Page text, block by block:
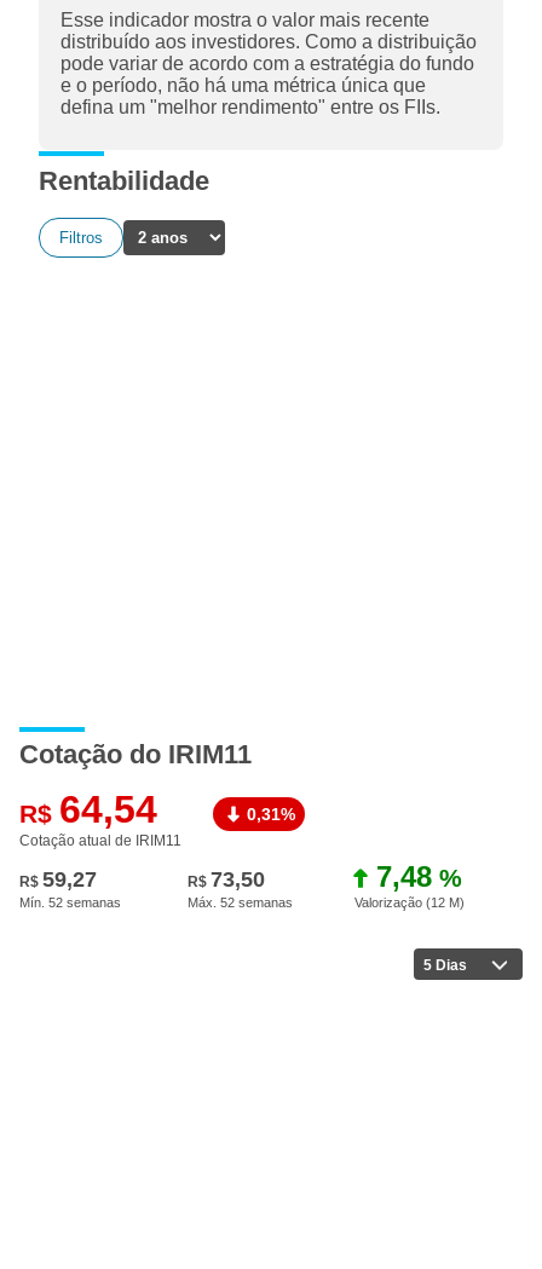
Esse indicador mostra o valor mais recente
distribuído aos investidores. Como a distribuição
pode variar de acordo com a estratégia do fundo
e o período, não há uma métrica única que
defina um "melhor rendimento" entre os FIIs.
Rentabilidade
Filtros
Cotação do IRIM11
R$ 64,54
Cotação atual de IRIM11
0,31%
R$ 59,27
Mín. 52 semanas
R$ 73,50
Máx. 52 semanas
7,48 %
Valorização (12 M)
5 Dias